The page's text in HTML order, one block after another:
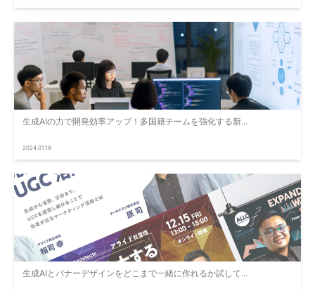
生成AIの力で開発効率アップ！多国籍チームを強化する新...
2024.01.18
生成AIとバナーデザインをどこまで一緒に作れるか試して...